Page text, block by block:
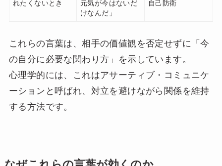
れたくないとき
元気が今はないだ
けなんだ」
自己防衛
これらの言葉は、相手の価値観を否定せずに「今
の自分に必要な関わり方」を示しています。
心理学的には、これはアサーティブ・コミュニケ
ーションと呼ばれ、対立を避けながら関係を維持
する方法です。